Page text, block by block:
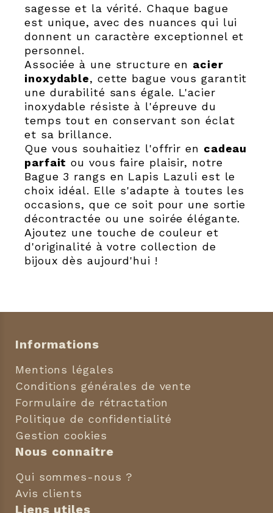
sagesse et la vérité. Chaque bague
est unique, avec des nuances qui lui
donnent un caractère exceptionnel et
personnel.
Associée à une structure en acier
inoxydable, cette bague vous garantit
une durabilité sans égale. L'acier
inoxydable résiste à l'épreuve du
temps tout en conservant son éclat
et sa brillance.
Que vous souhaitiez l'offrir en cadeau
parfait ou vous faire plaisir, notre
Bague 3 rangs en Lapis Lazuli est le
choix idéal. Elle s'adapte à toutes les
occasions, que ce soit pour une sortie
décontractée ou une soirée élégante.
Ajoutez une touche de couleur et
d'originalité à votre collection de
bijoux dès aujourd'hui !
Informations
Mentions légales
Conditions générales de vente
Formulaire de rétractation
Politique de confidentialité
Gestion cookies
Nous connaitre
Qui sommes-nous ?
Avis clients
Liens utiles